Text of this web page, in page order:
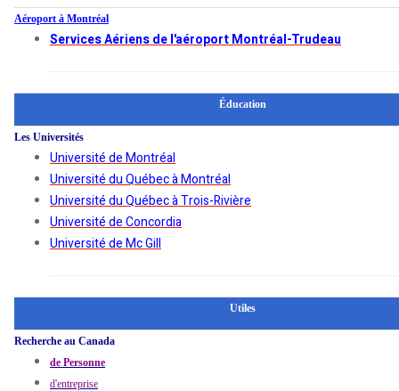
Aéroport à Montréal
Services Aériens de l'aéroport Montréal-Trudeau
Éducation
Les Universités
Université de Montréal
Université du Québec à Montréal
Université du Québec à Trois-Rivière
Université de Concordia
Université de Mc Gill
Utiles
Recherche au Canada
de Personne
d'entreprise